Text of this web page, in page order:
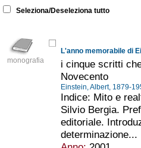
Seleziona/Deseleziona tutto
monografia
L'anno memorabile di
i cinque scritti
Novecento
Einstein, Albert, 1879-
Indice: Mito e
Silvio Bergia.
editoriale.
determinazione...